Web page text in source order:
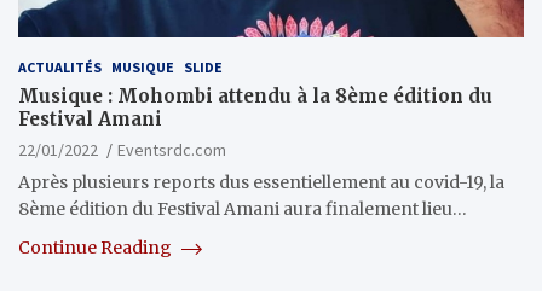
ACTUALITÉS MUSIQUE SLIDE
Musique : Mohombi attendu à la 8ème édition du
Festival Amani
22/01/2022
Eventsrdc.com
Après plusieurs reports dus essentiellement au covid-19, la
8ème édition du Festival Amani aura finalement lieu…
Continue Reading